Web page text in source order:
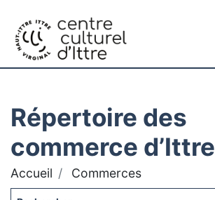
Répertoire des
commerce d’Ittre
Accueil Commerces